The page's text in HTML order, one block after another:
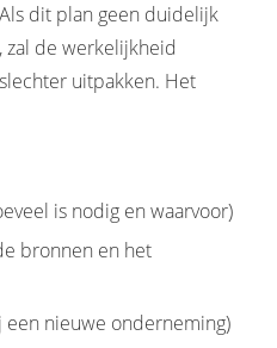
dit plan geen duidelijk
zal de werkelijkheid
uitpakken. Het
is nodig en waarvoor)
bronnen en het
een nieuwe onderneming)